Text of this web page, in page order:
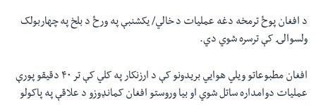
ژبې
د افغان پوځ ترمخه دغه عمليات د خالي/ يکشنبې په ورځ د بلخ په چهاربولک
ولسوالۍ کې ترسره شوي دي.
افغان مطبوعاتو ويلي هوايي بريدونو کې د ارزنکار په کلي کې تر ۴۰ دقيقو پورې
عمليات دوامداره ساتل شوي او بيا وروستو افغان کمانډوزو د علاقې په پاکولو